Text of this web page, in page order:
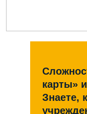
карты»
Знаете,